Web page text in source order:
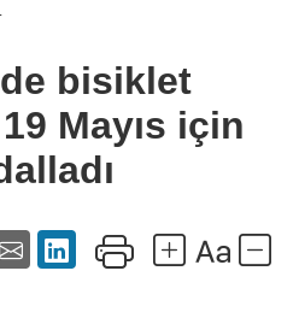
bisiklet
Mayıs için